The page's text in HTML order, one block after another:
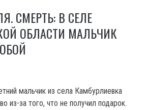
СМЕРТЬ: В СЕЛЕ
ОБЛАСТИ МАЛЬЧИК
мальчик из села Камбурлиевка
из-за того, что не получил подарок.